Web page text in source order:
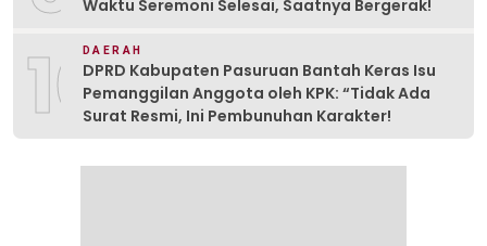
Waktu Seremoni Selesai, Saatnya Bergerak!
10DAERAH
DPRD Kabupaten Pasuruan Bantah Keras Isu
Pemanggilan Anggota oleh KPK: “Tidak Ada
Surat Resmi, Ini Pembunuhan Karakter!